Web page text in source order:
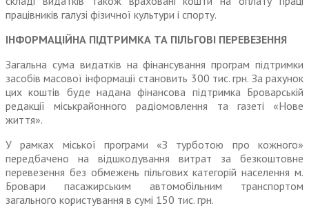
працівників галузі фізичної культури і спорту.
ІНФОРМАЦІЙНА ПІДТРИМКА ТА ПІЛЬГОВІ ПЕРЕВЕЗЕННЯ
Загальна сума видатків на фінан­сування програм підтримки
засобів масової інформації становить 300 тис. грн. За рахунок
цих коштів буде надана фінансова підтримка Броварській
редакції міськрайонного радіомовлення та газеті «Нове
життя».
У рамках міської програми «З турбо­тою про кожного»
передбачено на відшкодування витрат за безкоштовне
перевезення без обмежень пільгових категорій населення м.
Бровари паса­жирським автомобільним транспортом
загального користування в сумі 150 тис. грн.